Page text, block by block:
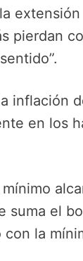
pierdan
inflación
en los
suma el
la